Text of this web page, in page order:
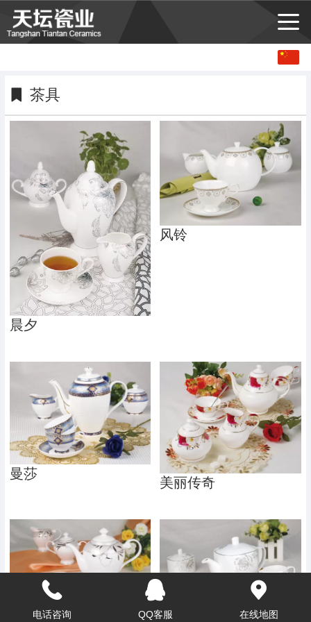
茶具
晨夕
风铃
曼莎
美丽传奇
电话咨询 QQ客服 在线地图